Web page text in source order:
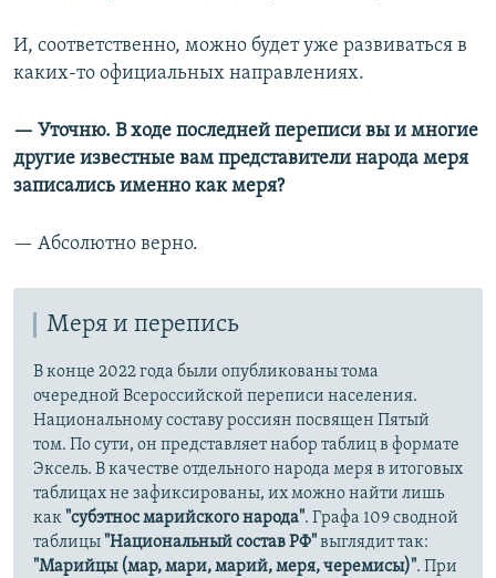
И, соответственно, можно будет уже развиваться в
каких-то официальных направлениях.
— Уточню. В ходе последней переписи вы и многие
другие известные вам представители народа меря
записались именно как меря?
— Абсолютно верно.
Меря и перепись
В конце 2022 года были опубликованы тома
очередной Всероссийской переписи населения.
Национальному составу россиян посвящен Пятый
том. По сути, он представляет набор таблиц в формате
Эксель. В качестве отдельного народа меря в итоговых
таблицах не зафиксированы, их можно найти лишь
как "субэтнос марийского народа". Графа 109 сводной
таблицы "Национальный состав РФ"выглядит так:
"Марийцы (мар, мари, марий, меря, черемисы)". При